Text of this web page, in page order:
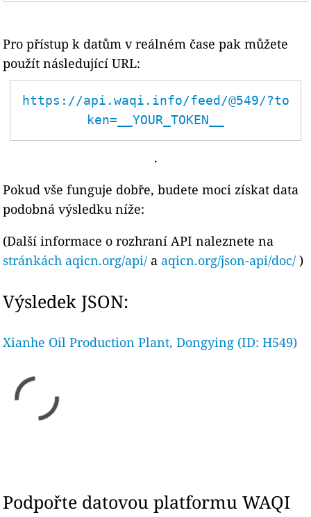
Pro přístup k datům v reálném čase pak můžete
použít následující URL:
https://api.waqi.info/feed/@549/?to
ken=__YOUR_TOKEN__
.
Pokud vše funguje dobře, budete moci získat data
podobná výsledku níže:
(Další informace o rozhraní API naleznete na
stránkách aqicn.org/api/ a aqicn.org/json-api/doc/ )
Výsledek JSON:
Xianhe Oil Production Plant, Dongying (ID: H549)
Podpořte datovou platformu WAQI